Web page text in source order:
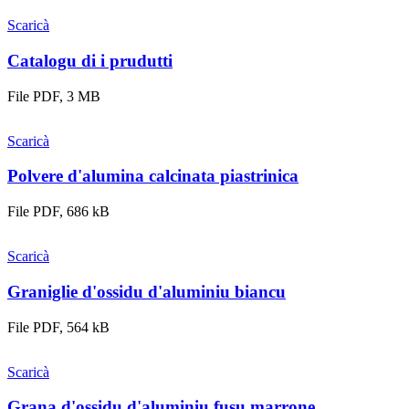
Scaricà
Catalogu di i prudutti
File PDF, 3 MB
Scaricà
Polvere d'alumina calcinata piastrinica
File PDF, 686 kB
Scaricà
Graniglie d'ossidu d'aluminiu biancu
File PDF, 564 kB
Scaricà